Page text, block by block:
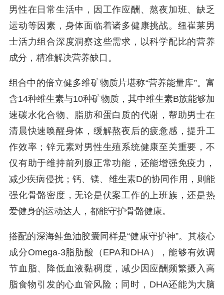
男性在日常生活中，因工作应酬、熬夜加班、缺乏
运动等因素，身体面临着诸多健康挑战。纽崔莱男
士活力组合深度洞察这些需求，以科学配比的营养
成分，精准解决营养缺口。
组合中的倍立健多维矿物质片堪称“营养能量库”。富
含14种维生素与10种矿物质，其中维生素B族能够加
速碳水化合物、脂肪和蛋白质的代谢，帮助男士在
清晨快速唤醒身体，缓解熬夜后的疲惫感，提升工
作效率；锌元素对男性生殖系统健康至关重要，不
仅有助于维持前列腺正常功能，还能增强免疫力，
减少疾病侵扰；钙、镁、维生素D的协同作用，则能
强化骨骼密度，无论是伏案工作的上班族，还是热
爱健身的运动达人，都能守护骨骼健康。
搭配的深海鲑鱼油胶囊同样是“健康守护神”。其核心
成分Omega-3脂肪酸（EPA和DHA），能够有效调
节血脂、降低血液黏稠度，减少因应酬频繁摄入高
脂食物引发的心血管风险；同时，DHA还能为大脑